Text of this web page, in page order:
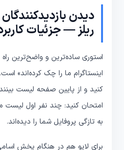
دیدن
ریلز — جزئیات
استوری ساده‌ترین و واضح‌ترین
اینستاگرام ما را چک کرده‌اند»
کنید و از پایین صفحه لیست
امتحان کنید: چند نفر اول لیست
به تازگی پروفایل شما را دیده‌اند.
برای لایو هم در هنگام پخش